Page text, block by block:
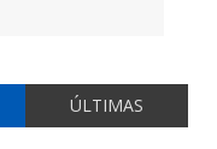
ÚLTIMAS